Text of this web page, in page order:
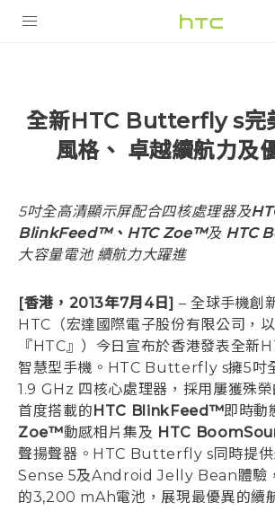
智能手機
VIVERSE
支援服務
登入
全新HTC Butterfly s完
風格、 卓越續航力及
5吋全高清顯示屏配合四核處理器及
BlinkFeed™、HTC Zoe™及 HTC
大容量電池 續航力大躍進
[香港，2013年7月4日] – 全球手機創
HTC（宏達國際電子股份有限公司，
『HTC』）今日宣布於香港發表全
智慧型手機。HTC Butterfly s擁5吋
1.9 GHz 四核心處理器，採用屢獲殊
首度搭載的HTC BlinkFeed™即時動
Zoe™動感相片集及 HTC
聲揚聲器。HTC Butterfly s同時提
Sense 5及Android Jelly Bean體驗
的3,200 mAh電池，展現最優異的續